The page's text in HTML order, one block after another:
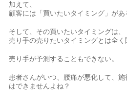
加えて、
顧客には「買いたいタイミング」があ
そして、その買いたいタイミングは、
売り手の売りたいタイミングとは全く
売り手が予測することもできない。
患者さんがいつ、腰痛が悪化して、
はできませんよね？